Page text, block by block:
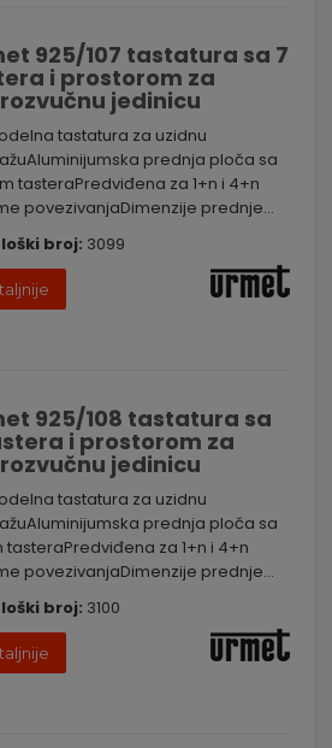
925/107 tastatura sa 7
i prostorom za
jedinicu
tastatura za uzidnu
prednja ploča sa
tasteraPredviđena za 1+n i 4+n
povezivanjaDimenzije prednje...
broj: 3099
925/108 tastatura sa
i prostorom za
jedinicu
tastatura za uzidnu
prednja ploča sa
tasteraPredviđena za 1+n i 4+n
povezivanjaDimenzije prednje...
broj: 3100